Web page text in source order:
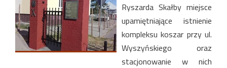
Ryszarda Skałby miejsce
upamiętniające istnienie
kompleksu koszar przy ul.
Wyszyńskiego oraz
stacjonowanie w nich